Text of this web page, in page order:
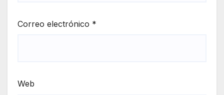
Correo electrónico *
Web